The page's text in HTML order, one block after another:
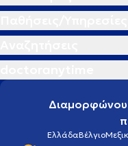
ΕλλάδαΒέλγιο